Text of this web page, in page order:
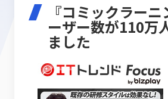
『コミックラー
ーザー数が110万
ました